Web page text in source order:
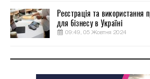
Реєстрація та використання
для бізнесу в Україні
09:49, 05 Жовтня 2024